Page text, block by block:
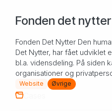
Fonden det nytter
Fonden Det Nytter Den
Det Nytter, har fået udviklet
bl.a. vidensdeling. På siden
organisationer og
Website Øvrige
Cases